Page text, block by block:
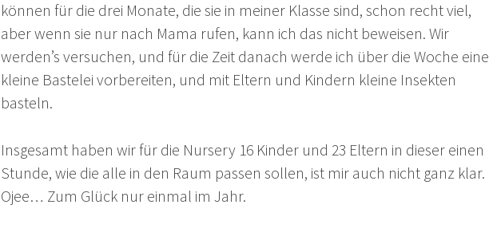
können für die drei Monate, die sie in meiner Klasse sind, schon recht viel,
aber wenn sie nur nach Mama rufen, kann ich das nicht beweisen. Wir
werden’s versuchen, und für die Zeit danach werde ich über die Woche eine
kleine Bastelei vorbereiten, und mit Eltern und Kindern kleine Insekten
basteln.
Insgesamt haben wir für die Nursery 16 Kinder und 23 Eltern in dieser einen
Stunde, wie die alle in den Raum passen sollen, ist mir auch nicht ganz klar.
Ojee… Zum Glück nur einmal im Jahr.